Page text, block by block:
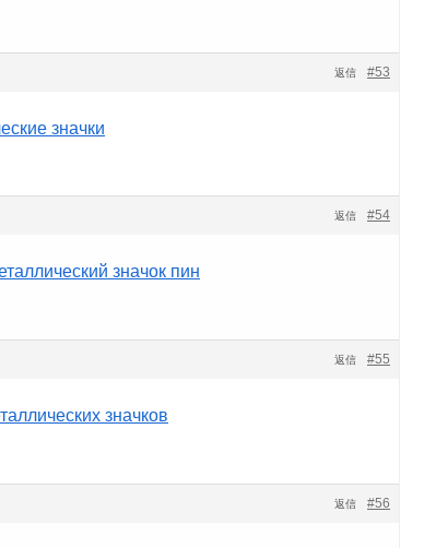
#53
返信
значки
#54
返信
значок пин
#55
返信
значков
#56
返信